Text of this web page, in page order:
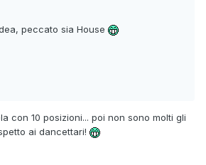
peccato sia House
con 10 posizioni... poi non sono molti gli
ai dancettari!